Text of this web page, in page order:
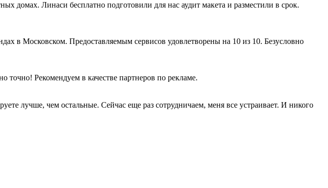
домах. Линаси бесплатно подготовили для нас аудит макета и разместили в срок.
в Московском. Предоставляемым сервисов удовлетворены на 10 из 10. Безусловно
Рекомендуем в качестве партнеров по рекламе.
лучше, чем остальные. Сейчас еще раз сотрудничаем, меня все устраивает. И никого